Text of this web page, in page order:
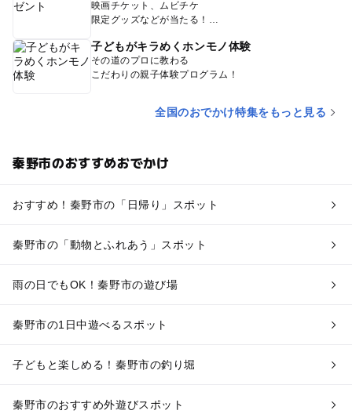
映画チケット、ムビチケ
限定グッズなどが当たる！
子どもがキラめくホンモノ体験
その道のプロに教わる
こだわりの親子体験プログラム！
全国のおでかけ特集をもっと見る
秦野市のおすすめおでかけ
おすすめ！秦野市の「日帰り」スポット
秦野市の「動物とふれあう」スポット
雨の日でもOK！秦野市の遊び場
秦野市の1日中遊べるスポット
子どもと楽しめる！秦野市の釣り堀
秦野市のおすすめ外遊びスポット